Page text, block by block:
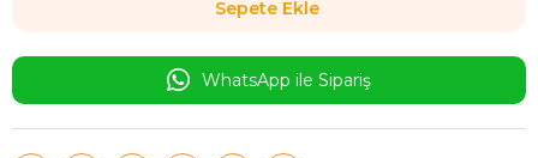
WhatsApp ile Sipariş